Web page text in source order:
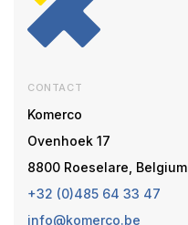
CONTACT
Komerco
Ovenhoek 17
8800 Roeselare, Belgium
+32 (0)485 64 33 47
info@komerco.be